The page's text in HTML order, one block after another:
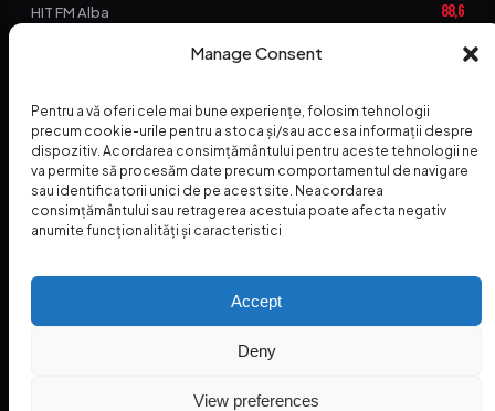
Manage Consent
Pentru a vă oferi cele mai bune experiențe, folosim tehnologii
precum cookie-urile pentru a stoca și/sau accesa informații despre
dispozitiv. Acordarea consimțământului pentru aceste tehnologii ne
va permite să procesăm date precum comportamentul de navigare
sau identificatorii unici de pe acest site. Neacordarea
consimțământului sau retragerea acestuia poate afecta negativ
anumite funcționalități și caracteristici
Accept
Deny
View preferences
HIT FM Alba 88,6
94,2
HIT FM Abrud 94,3
HIT FM Horezu 95,1
HIT FM Nehoiu 88,2
© 2026 Radio Hit FM — SC HITFM GROUP SRL